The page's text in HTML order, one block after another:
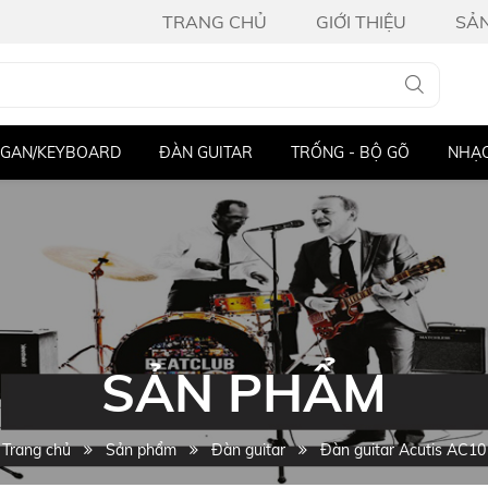
TRANG CHỦ GIỚI THIỆU
TRỐNG - BỘ GÕ NHẠC CỤ KHÁC THIẾT BỊ ÂM
SẢN PHẨM
Trang chủ Sản phẩm Đàn guitar Đàn guitar Acutis AC10